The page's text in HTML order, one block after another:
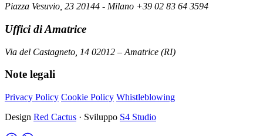
Piazza Vesuvio, 23 20144 - Milano +39 02 83 64 3594
Uffici di Amatrice
Via del Castagneto, 14 02012 – Amatrice (RI)
Note legali
Privacy Policy Cookie Policy Whistleblowing
Design Red Cactus · Sviluppo S4 Studio